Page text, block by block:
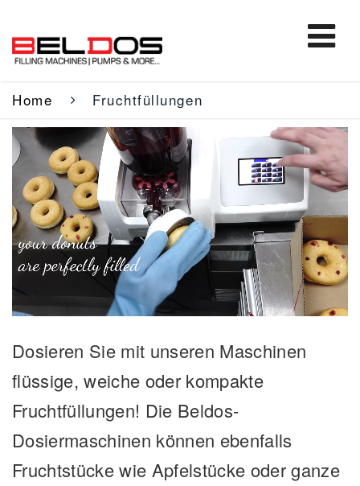
Home Fruchtfüllungen
Dosieren Sie mit unseren Maschinen
flüssige, weiche oder kompakte
Fruchtfüllungen! Die Beldos-
Dosiermaschinen können ebenfalls
Fruchtstücke wie Apfelstücke oder ganze